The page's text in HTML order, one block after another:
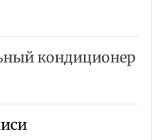
кондиционер